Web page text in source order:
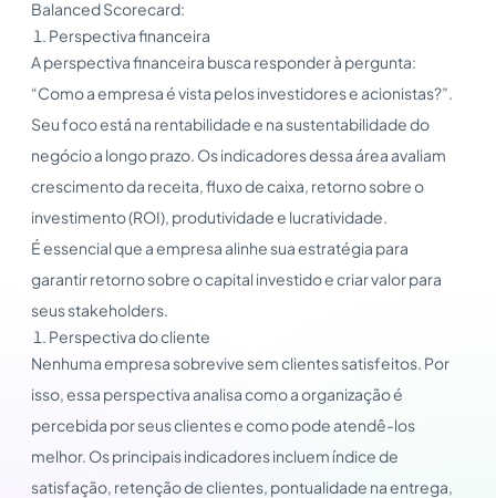
Balanced Scorecard:
Perspectiva financeira
A perspectiva financeira busca responder à pergunta:
“Como a empresa é vista pelos investidores e acionistas?”.
Seu foco está na rentabilidade e na sustentabilidade do
negócio a longo prazo. Os indicadores dessa área avaliam
crescimento da receita, fluxo de caixa, retorno sobre o
investimento (ROI), produtividade e lucratividade.
É essencial que a empresa alinhe sua estratégia para
garantir retorno sobre o capital investido e criar valor para
seus stakeholders.
Perspectiva do cliente
Nenhuma empresa sobrevive sem clientes satisfeitos. Por
isso, essa perspectiva analisa como a organização é
percebida por seus clientes e como pode atendê-los
melhor. Os principais indicadores incluem índice de
satisfação, retenção de clientes, pontualidade na entrega,